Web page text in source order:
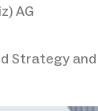
AG
Strategy